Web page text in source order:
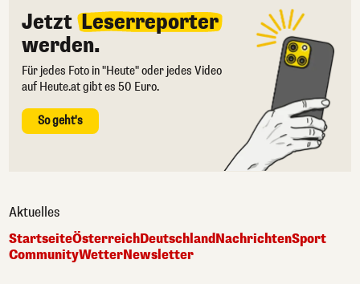
Jetzt Leserreporter
werden.
Für jedes Foto in "Heute" oder jedes Video
auf Heute.at gibt es 50 Euro.
So geht's
Aktuelles
StartseiteÖsterreichDeutschlandNachrichtenSport
CommunityWetterNewsletter